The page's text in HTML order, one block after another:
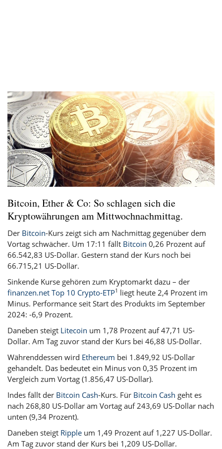
Bitcoin, Ether & Co: So schlagen sich die
Kryptowährungen am Mittwochnachmittag.
Der Bitcoin-Kurs zeigt sich am Nachmittag gegenüber dem
Vortag schwächer. Um 17:11 fällt Bitcoin 0,26 Prozent auf
66.542,83 US-Dollar. Gestern stand der Kurs noch bei
66.715,21 US-Dollar.
Sinkende Kurse gehören zum Kryptomarkt dazu – der
finanzen.net Top 10 Crypto-ETP1 liegt heute 2,4 Prozent im
Minus. Performance seit Start des Produkts im September
2024: -6,9 Prozent.
Daneben steigt Litecoin um 1,78 Prozent auf 47,71 US-
Dollar. Am Tag zuvor stand der Kurs bei 46,88 US-Dollar.
Währenddessen wird Ethereum bei 1.849,92 US-Dollar
gehandelt. Das bedeutet ein Minus von 0,35 Prozent im
Vergleich zum Vortag (1.856,47 US-Dollar).
Indes fällt der Bitcoin Cash-Kurs. Für Bitcoin Cash geht es
nach 268,80 US-Dollar am Vortag auf 243,69 US-Dollar nach
unten (9,34 Prozent).
Daneben steigt Ripple um 1,49 Prozent auf 1,227 US-Dollar.
Am Tag zuvor stand der Kurs bei 1,209 US-Dollar.